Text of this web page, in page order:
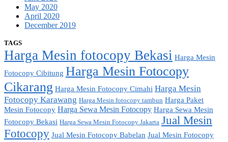
May 2020
April 2020
December 2019
TAGS
Harga Mesin fotocopy Bekasi Harga Mesin
Fotocopy Cibitung Harga Mesin Fotocopy
Cikarang Harga Mesin Fotocopy Cimahi Harga Mesin
Fotocopy Karawang Harga Mesin fotocopy tambun Harga Paket
Mesin Fotocopy Harga Sewa Mesin Fotocopy Harga Sewa Mesin
Fotocopy Bekasi Harga Sewa Mesin Fotocopy Jakarta Jual Mesin
Fotocopy Jual Mesin Fotocopy Babelan Jual Mesin Fotocopy